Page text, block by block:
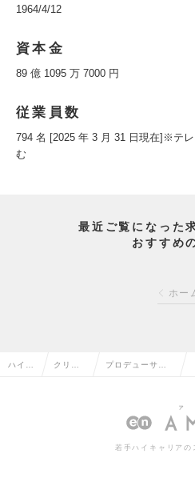
1964/4/12
資本金
89 億 1095 万 7000 円
従業員数
794 名 [2025 年 3 月 31 日現在]※テ
む
最近ご覧になった
おすすめ
ホー
ハイク クリエ プロデューサ
ー（その他）の
若手ハイキャリアの